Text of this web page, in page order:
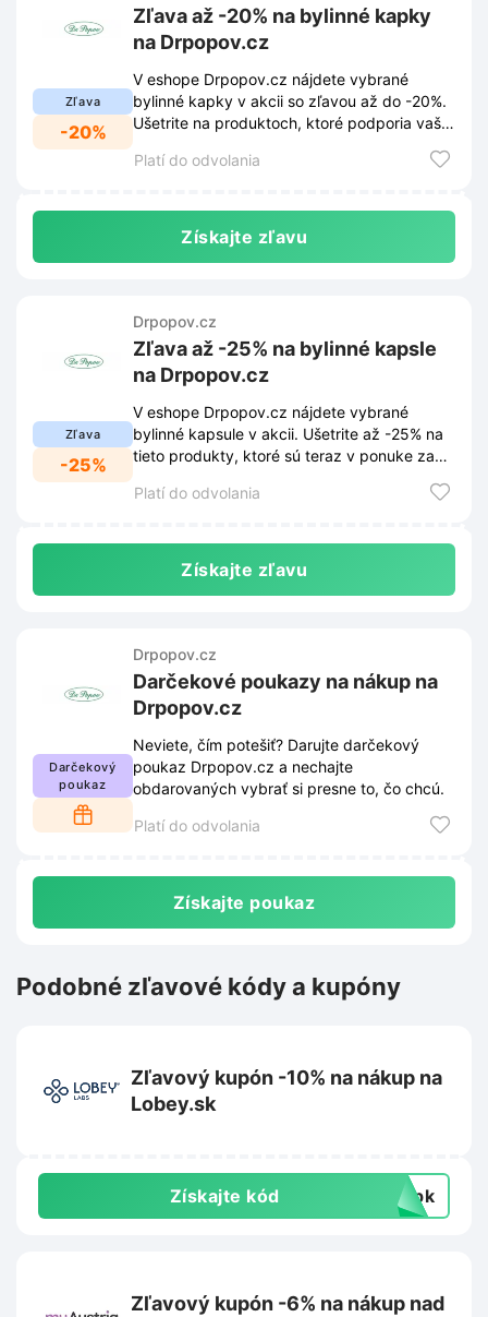
Zľava
-20%
Zľava až -20% na bylinné kapky
na Drpopov.cz
V eshope Drpopov.cz nájdete vybrané
bylinné kapky v akcii so zľavou až do -20%.
Ušetrite na produktoch, ktoré podporia vaše
Platí do odvolania
Získajte zľavu
Zľava
-25%
Drpopov.cz
Zľava až -25% na bylinné kapsle
na Drpopov.cz
V eshope Drpopov.cz nájdete vybrané
bylinné kapsule v akcii. Ušetrite až -25% na
tieto produkty, ktoré sú teraz v ponuke za
Platí do odvolania
Získajte zľavu
Darčekový
poukaz
Drpopov.cz
Darčekové poukazy na nákup na
Drpopov.cz
Neviete, čím potešiť? Darujte darčekový
poukaz Drpopov.cz a nechajte
obdarovaných vybrať si presne to, čo chcú.
Platí do odvolania
Získajte poukaz
Podobné zľavové kódy a kupóny
Zľavový kupón -10% na nákup na
Lobey.sk
Získajte kód topk
Zľavový kupón -6% na nákup nad